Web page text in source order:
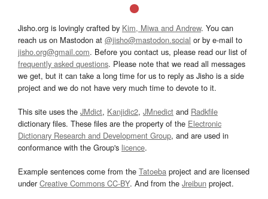
Jisho.org is lovingly crafted by Kim, Miwa and Andrew. You can
reach us on Mastodon at @jisho@mastodon.social or by e-mail to
jisho.org@gmail.com. Before you contact us, please read our list of
frequently asked questions. Please note that we read all messages
we get, but it can take a long time for us to reply as Jisho is a side
project and we do not have very much time to devote to it.
This site uses the JMdict, Kanjidic2, JMnedict and Radkfile
dictionary files. These files are the property of the Electronic
Dictionary Research and Development Group, and are used in
conformance with the Group's licence.
Example sentences come from the Tatoeba project and are licensed
underCreative Commons CC-BY. And from the Jreibun project.